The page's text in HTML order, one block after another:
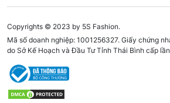
Copyrights © 2023 by 5S Fashion.
Mã số doanh nghiệp: 1001256327. Giấy chứng
do Sở Kế Hoạch và Đầu Tư Tỉnh Thái Bình cấp